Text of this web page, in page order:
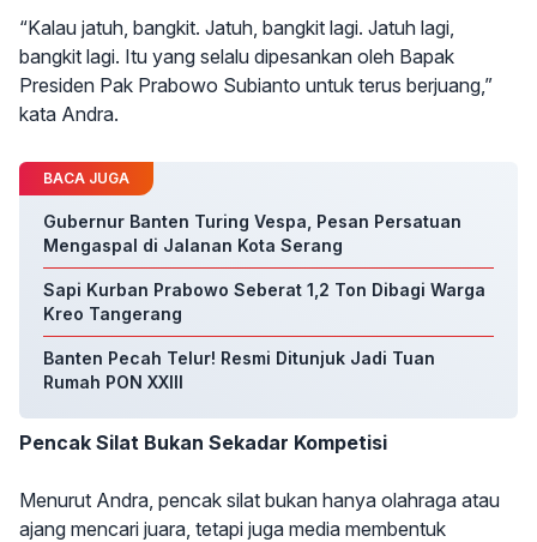
“Kalau jatuh, bangkit. Jatuh, bangkit lagi. Jatuh lagi,
bangkit lagi. Itu yang selalu dipesankan oleh Bapak
Presiden Pak Prabowo Subianto untuk terus berjuang,”
kata Andra.
BACA JUGA
Gubernur Banten Turing Vespa, Pesan Persatuan
Mengaspal di Jalanan Kota Serang
Sapi Kurban Prabowo Seberat 1,2 Ton Dibagi Warga
Kreo Tangerang
Banten Pecah Telur! Resmi Ditunjuk Jadi Tuan
Rumah PON XXIII
Pencak Silat Bukan Sekadar Kompetisi
Menurut Andra, pencak silat bukan hanya olahraga atau
ajang mencari juara, tetapi juga media membentuk